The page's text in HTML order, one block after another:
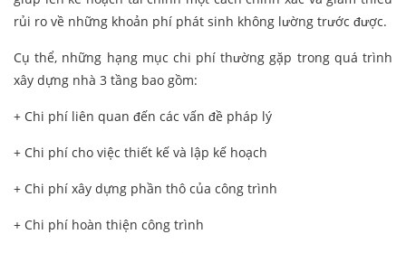
rủi ro về những khoản phí phát sinh không lường trước được.
Cụ thể, những hạng mục chi phí thường gặp trong quá trình
xây dựng nhà 3 tầng bao gồm:
+ Chi phí liên quan đến các vấn đề pháp lý
+ Chi phí cho việc thiết kế và lập kế hoạch
+ Chi phí xây dựng phần thô của công trình
+ Chi phí hoàn thiện công trình